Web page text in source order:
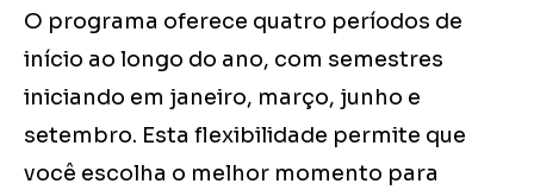
O programa oferece quatro períodos de
início ao longo do ano, com semestres
iniciando em janeiro, março, junho e
setembro. Esta flexibilidade permite que
você escolha o melhor momento para